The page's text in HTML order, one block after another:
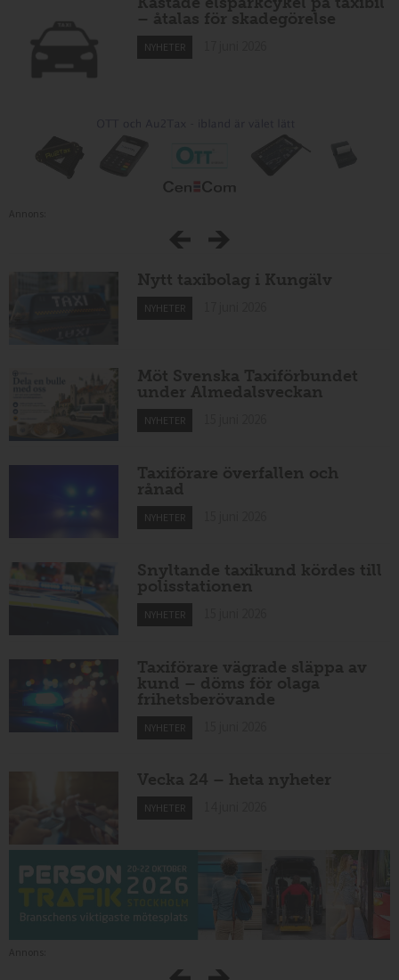
– åtalas för skadegörelse
NYHETER
Nytt taxibolag i Kungälv
NYHETER
Möt Svenska Taxiförbundet
under Almedalsveckan
NYHETER
Taxiförare överfallen och
rånad
NYHETER
Snyltande taxikund kördes till
polisstationen
NYHETER
Taxiförare vägrade släppa av
kund – döms för olaga
frihetsberövande
NYHETER
Vecka 24 – heta nyheter
NYHETER